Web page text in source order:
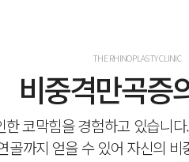
THE RHINOPLASTY CLINIC
비중격만곡증
코막힘을 경험하고 있습니다.
골까지 얻을 수 있어 자신의 비